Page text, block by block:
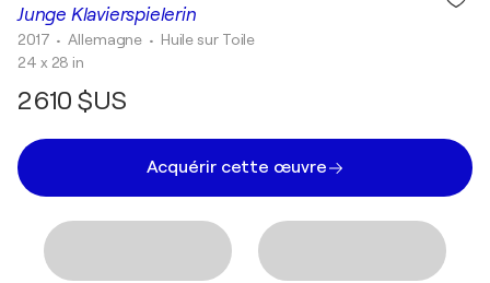
Junge Klavierspielerin
2017 • Allemagne • Huile sur Toile
24 x 28 in
2 610 $US
Acquérir cette œuvre